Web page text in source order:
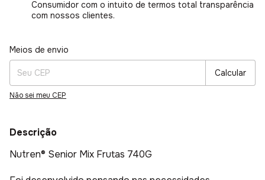
Consumidor com o intuito de termos total transparência
com nossos clientes.
Entregas para o CEP:
Meios de envio
Calcular
Não sei meu CEP
Descrição
Nutren® Senior Mix Frutas 740G